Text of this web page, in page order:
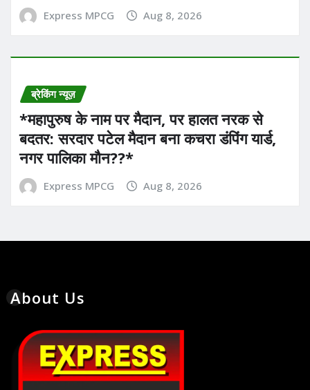
Express MPCG Aug 8, 2026
ब्रेकिंग न्यूज़
*महापुरुष के नाम पर मैदान, पर हालत नरक से
बदतर: सरदार पटेल मैदान बना कचरा डंपिंग यार्ड,
नगर पालिका मौन??*
Express MPCG Aug 8, 2026
About Us